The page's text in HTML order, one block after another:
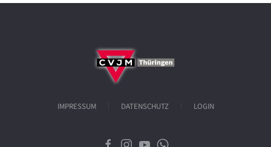
IMPRESSUM DATENSCHUTZ LOGIN